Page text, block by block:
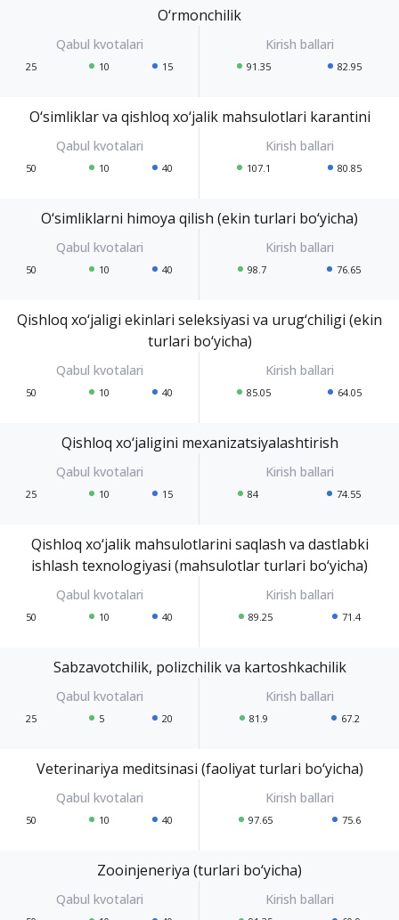
O‘rmonchilik
25 10 15 91.35 82.95
O‘simliklar va qishloq xo‘jalik mahsulotlari karantini
50 10 40 107.1 80.85
O‘simliklarni himoya qilish (ekin turlari bo‘yicha)
50 10 40 98.7 76.65
Qishloq xo‘jaligi ekinlari seleksiyasi va urug‘chiligi (ekin
turlari bo‘yicha)
50 10 40 85.05 64.05
Qishloq xo‘jaligini mexanizatsiyalashtirish
25 10 15 84 74.55
Qishloq xo‘jalik mahsulotlarini saqlash va dastlabki
ishlash texnologiyasi (mahsulotlar turlari bo‘yicha)
50 10 40 89.25 71.4
Sabzavotchilik, polizchilik va kartoshkachilik
25 5 20 81.9 67.2
Veterinariya meditsinasi (faoliyat turlari bo‘yicha)
50 10 40 97.65 75.6
Zooinjeneriya (turlari bo‘yicha)